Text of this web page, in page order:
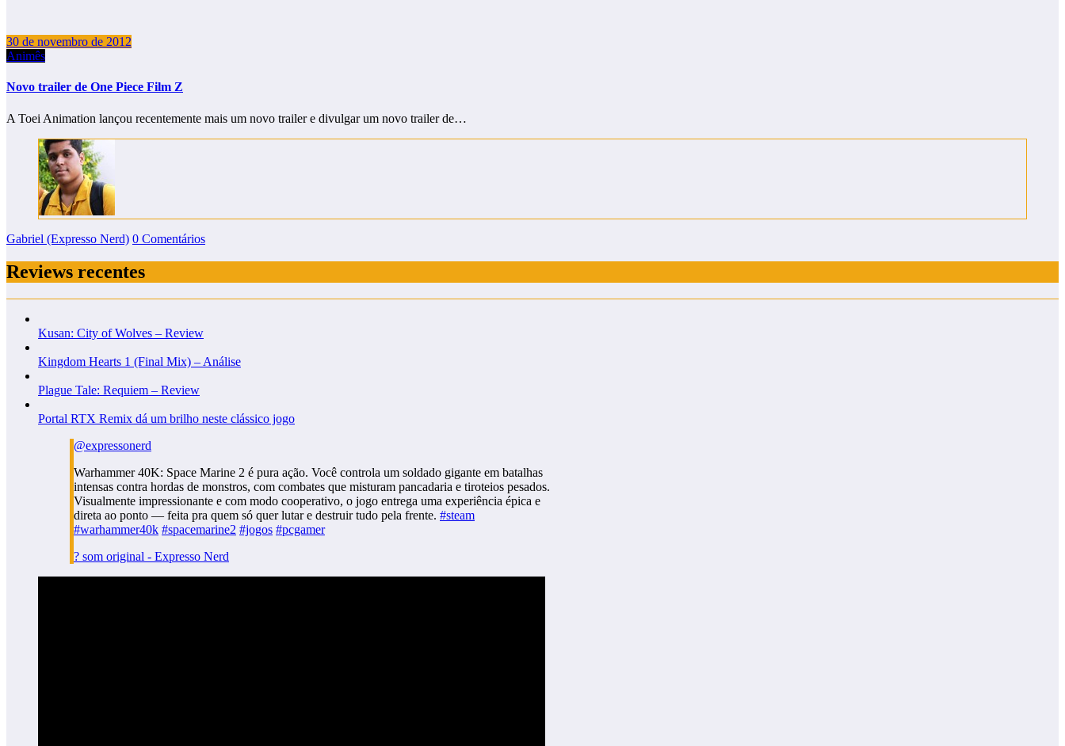
30 de novembro de 2012
Animês
Novo trailer de One Piece Film Z
A Toei Animation lançou recentemente mais um novo trailer e divulgar um novo trailer de…
Gabriel (Expresso Nerd) 0 Comentários
Reviews recentes
Kusan: City of Wolves – Review
Kingdom Hearts 1 (Final Mix) – Análise
Plague Tale: Requiem – Review
Portal RTX Remix dá um brilho neste clássico jogo
@expressonerd
Warhammer 40K: Space Marine 2 é pura ação. Você controla um soldado gigante em batalhas
intensas contra hordas de monstros, com combates que misturam pancadaria e tiroteios pesados.
Visualmente impressionante e com modo cooperativo, o jogo entrega uma experiência épica e
direta ao ponto — feita pra quem só quer lutar e destruir tudo pela frente. #steam
#warhammer40k #spacemarine2 #jogos #pcgamer
? som original - Expresso Nerd